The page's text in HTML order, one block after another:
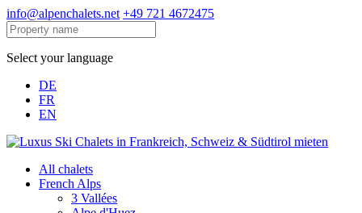
info@alpenchalets.net +49 721 4672475
Select your language
DE
FR
EN
All chalets
French Alps
3 Vallées